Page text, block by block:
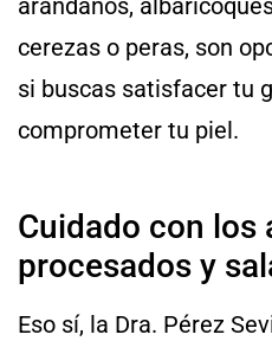
cerezas o peras, son
si buscas satisfacer tu
comprometer tu piel.
Cuidado con los
procesados y
Eso sí, la Dra. Pérez